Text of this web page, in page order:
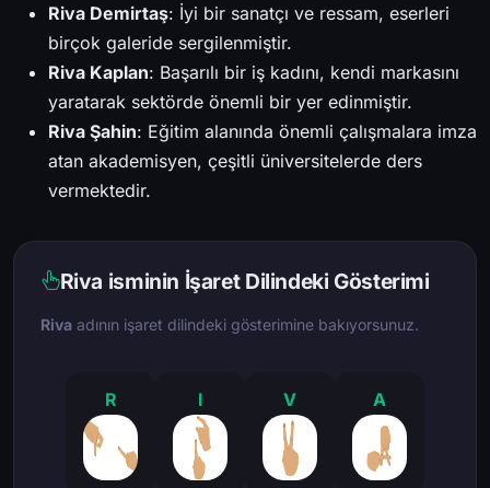
Riva Demirtaş: İyi bir sanatçı ve ressam, eserleri
birçok galeride sergilenmiştir.
Riva Kaplan: Başarılı bir iş kadını, kendi markasını
yaratarak sektörde önemli bir yer edinmiştir.
Riva Şahin: Eğitim alanında önemli çalışmalara imza
atan akademisyen, çeşitli üniversitelerde ders
vermektedir.
Riva isminin İşaret Dilindeki Gösterimi
Riva adının işaret dilindeki gösterimine bakıyorsunuz.
R I V A